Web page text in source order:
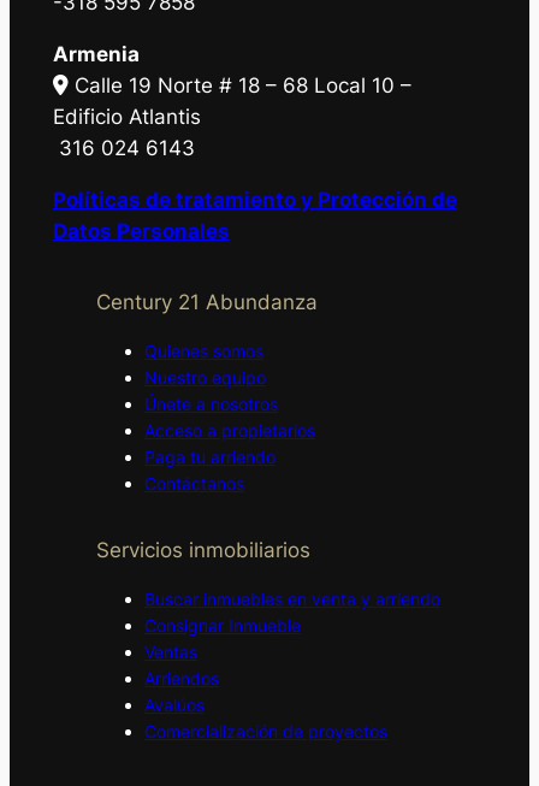
Armenia
Calle 19 Norte # 18 – 68 Local 10 –
Edificio Atlantis
316 024 6143
Políticas de tratamiento y Protección de
Datos Personales
Century 21 Abundanza
Quienes somos
Nuestro equipo
Únete a nosotros
Acceso a propietarios
Paga tu arriendo
Contáctanos
Servicios inmobiliarios
Buscar inmuebles en venta y arriendo
Consignar Inmueble
Ventas
Arriendos
Avalúos
Comercialización de proyectos